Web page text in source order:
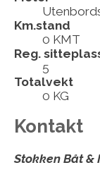
Km.stand
0 KMT
Reg.
5
Totalvekt
0 KG
Kontakt
Stokken Båt &